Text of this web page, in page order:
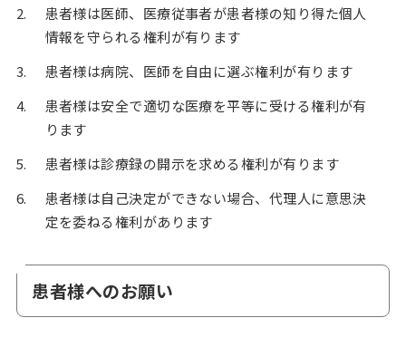
患者様は医師、医療従事者が患者様の知り得た個人
情報を守られる権利が有ります
患者様は病院、医師を自由に選ぶ権利が有ります
患者様は安全で適切な医療を平等に受ける権利が有
ります
患者様は診療録の開示を求める権利が有ります
患者様は自己決定ができない場合、代理人に意思決
定を委ねる権利があります
患者様へのお願い